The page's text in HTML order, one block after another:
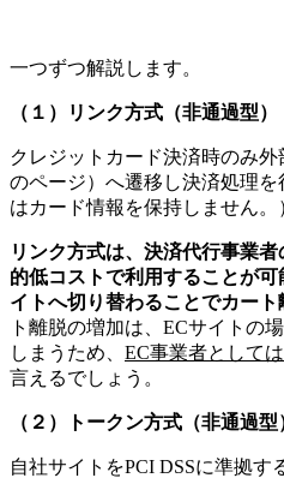
一つずつ解説します。
（１）リンク方式（非通過型）
クレジットカード決済時のみ
のページ）へ遷移し決済処理
はカード情報を保持しません。
リンク方式は、決済代行事業
的低コストで利用することが
イトへ切り替わることでカート
ト離脱の増加は、ECサイトの
しまうため、 EC事業者として
言えるでしょう。
（２）トークン方式（非通過型
自社サイトをPCI DSSに準拠す